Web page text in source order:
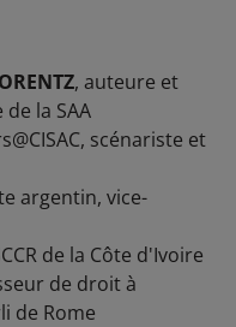
, auteure et
la SAA
scénariste et
argentin, vice-
de la Côte d'Ivoire
de droit à
de Rome